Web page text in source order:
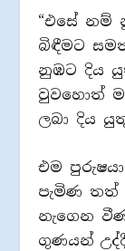
“එසේ නම්
බිඳීමට
නුඹට දිය
වුවහොත්
ලබා දිය
එම
පැමිණ
නැගෙන
ගුණයන්